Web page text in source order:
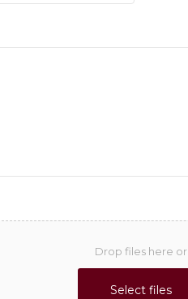
Drop files here or
Select files